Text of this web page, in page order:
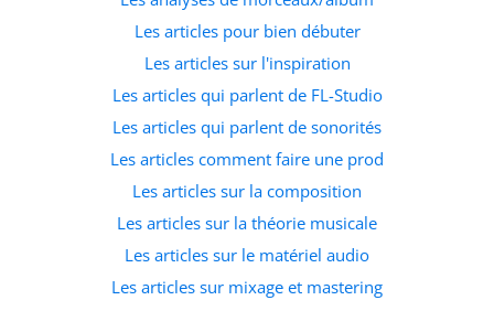
souhaitent commencer à faire des prods dans ce genre
musicale. A quelle adresse veux tu recevoir le pack ?
Les articles pour bien débuter
Les articles sur l'inspiration
Les articles qui parlent de FL-Studio
Les articles qui parlent de sonorités
Les articles comment faire une prod
Les articles sur la composition
Les articles sur la théorie musicale
Les articles sur le matériel audio
Les articles sur mixage et mastering